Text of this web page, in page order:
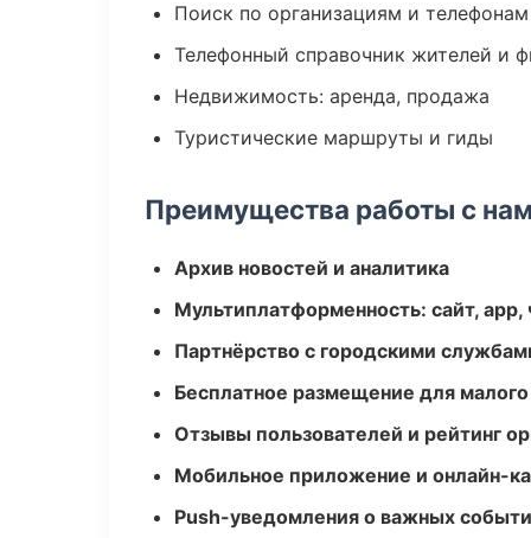
Поиск по организациям и телефонам
Телефонный справочник жителей и
Недвижимость: аренда, продажа
Туристические маршруты и гиды
Преимущества работы с
Архив новостей и аналитика
Мультиплатформенность: сайт, app,
Партнёрство с городскими
Бесплатное размещение для малого
Отзывы пользователей и рейтинг
Мобильное приложение и онлайн-
Push-уведомления о важных